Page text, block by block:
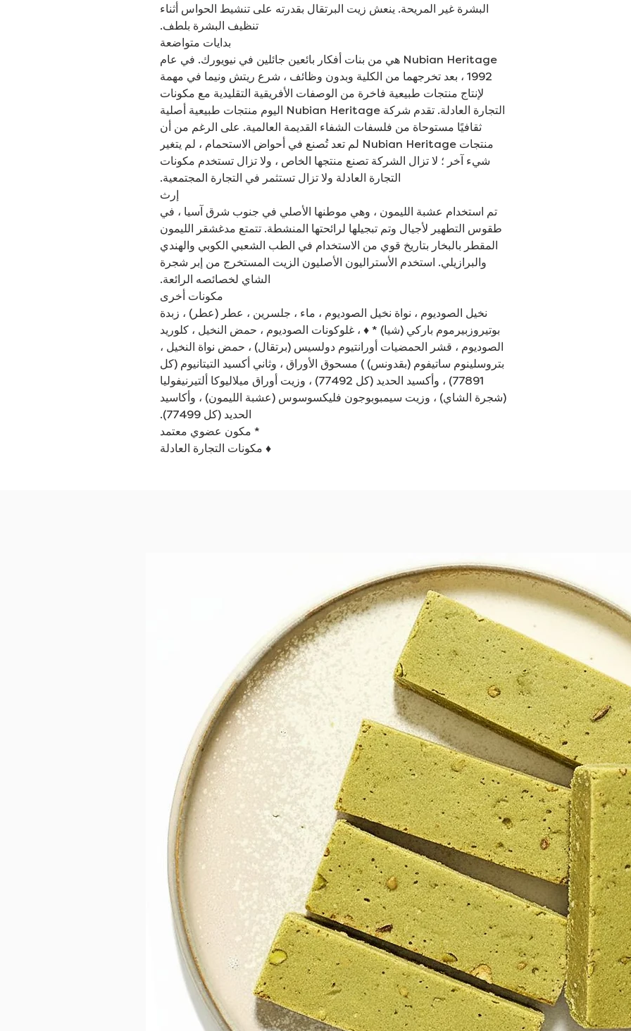
البشرة غير المريحة. ينعش زيت البرتقال بقدرته على تنشيط الحواس أثناء
تنظيف البشرة بلطف.
بدايات متواضعة
Nubian Heritage هي من بنات أفكار بائعين جائلين في نيويورك. في عام
1992 ، بعد تخرجهما من الكلية وبدون وظائف ، شرع ريتش ونيما في مهمة
لإنتاج منتجات طبيعية فاخرة من الوصفات الأفريقية التقليدية مع مكونات
التجارة العادلة. تقدم شركة Nubian Heritage اليوم منتجات طبيعية أصلية
ثقافيًا مستوحاة من فلسفات الشفاء القديمة العالمية. على الرغم من أن
منتجات Nubian Heritage لم تعد تُصنع في أحواض الاستحمام ، لم يتغير
شيء آخر ؛ لا تزال الشركة تصنع منتجها الخاص ، ولا تزال تستخدم مكونات
التجارة العادلة ولا تزال تستثمر في التجارة المجتمعية.
إرث
تم استخدام عشبة الليمون ، وهي موطنها الأصلي في جنوب شرق آسيا ، في
طقوس التطهير لأجيال وتم تبجيلها لرائحتها المنشطة. تتمتع مدغشقر الليمون
المقطر بالبخار بتاريخ قوي من الاستخدام في الطب الشعبي الكوبي والهندي
والبرازيلي. استخدم الأستراليون الأصليون الزيت المستخرج من إبر شجرة
الشاي لخصائصه الرائعة.
مكونات أخرى
نخيل الصوديوم ، نواة نخيل الصوديوم ، ماء ، جلسرين ، عطر (عطر) ، زبدة
بوتيروزبيرموم باركي (شيا) * ♦ ، غلوكونات الصوديوم ، حمض النخيل ، كلوريد
الصوديوم ، قشر الحمضيات أورانتيوم دولسيس (برتقال) ، حمض نواة النخيل ،
بتروسلينوم ساتيفوم (بقدونس) ) مسحوق الأوراق ، وثاني أكسيد التيتانيوم (كل
77891) ، وأكسيد الحديد (كل 77492) ، وزيت أوراق ميلاليوكا ألتيرنيفوليا
(شجرة الشاي) ، وزيت سيمبوبوجون فليكسوسوس (عشبة الليمون) ، وأكاسيد
الحديد (كل 77499).
* مكون عضوي معتمد
♦ مكونات التجارة العادلة